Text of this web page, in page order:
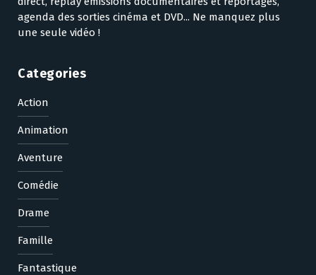
agenda des sorties cinéma et DVD... Ne manquez plus
une seule vidéo !
Categories
Action
Animation
Aventure
Comédie
Drame
Famille
Fantastique